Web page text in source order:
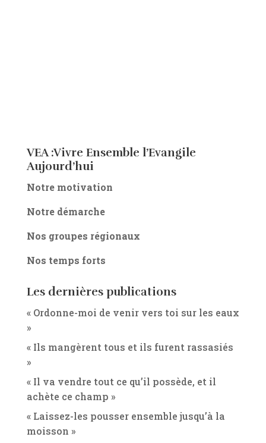
VEA :Vivre Ensemble l’Evangile
Aujourd’hui
Notre motivation
Notre démarche
Nos groupes régionaux
Nos temps forts
Les dernières publications
« Ordonne-moi de venir vers toi sur les eaux
»
« Ils mangèrent tous et ils furent rassasiés
»
« Il va vendre tout ce qu’il possède, et il
achète ce champ »
« Laissez-les pousser ensemble jusqu’à la
moisson »